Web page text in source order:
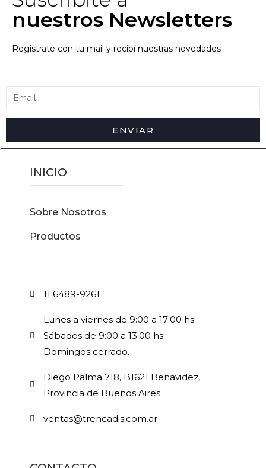
nuestros Newsletters
Registrate con tu mail y recibí nuestras novedades
ENVIAR
INICIO
Sobre Nosotros
Productos
11 6489-9261
Lunes a viernes de 9:00 a 17:00 hs.
Sábados de 9:00 a 13:00 hs.
Domingos cerrado.
Diego Palma 718, B1621 Benavidez,
Provincia de Buenos Aires
ventas@trencadis.com.ar